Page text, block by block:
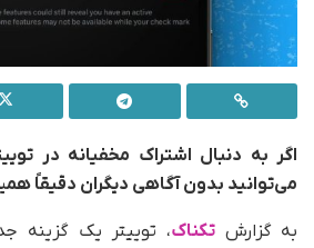
اگر به دنبال اشتراک مخفیانه در
می‌توانید بدون آگاهی دیگران دقیقاً
به گزارشتکناک، توییتر یک گزینه